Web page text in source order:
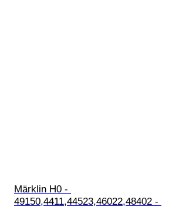
Märklin H0 -
49150,4411,44523,46022,48402 -